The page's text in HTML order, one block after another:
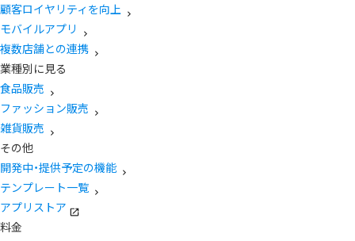
顧客ロイヤリティを向上
モバイルアプリ
複数店舗との連携
業種別に見る
食品販売
ファッション販売
雑貨販売
その他
開発中・提供予定の機能
テンプレート一覧
アプリストア
料金